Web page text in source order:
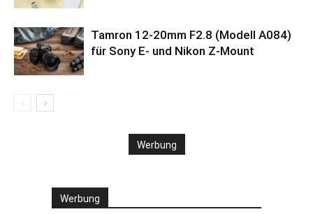
Tamron 12-20mm F2.8 (Modell A084)
für Sony E- und Nikon Z-Mount
Werbung
Werbung